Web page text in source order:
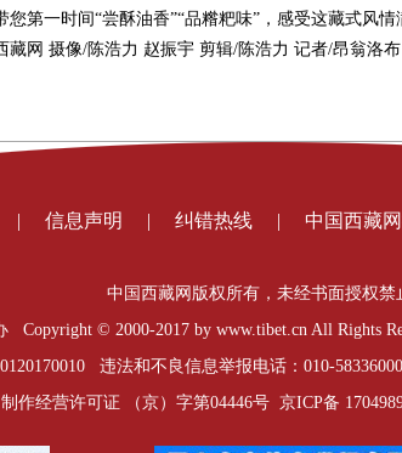
第一时间“尝酥油香”“品糌粑味”，感受这藏式风情
网 摄像/陈浩力 赵振宇 剪辑/陈浩力 记者/昂翁洛
| 信息声明 | 纠错热线 | 中国西藏
中国西藏网版权所有，未经书面授权禁
Copyright © 2000-2017 by www.tibet.cn All Rights
违法和不良信息举报电话：010-
作经营许可证 （京）字第04446号 京ICP备